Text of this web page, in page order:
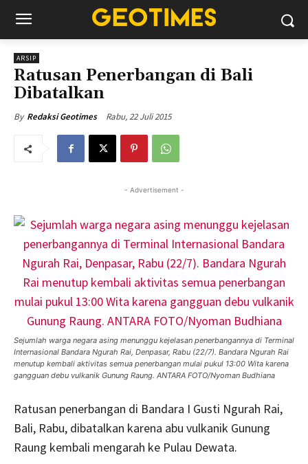
ARSIP
Ratusan Penerbangan di Bali
Dibatalkan
By Redaksi Geotimes Rabu, 22 Juli 2015
- Advertisement -
Sejumlah warga negara asing menunggu kejelasan penerbangannya di Terminal
Internasional Bandara Ngurah Rai, Denpasar, Rabu (22/7). Bandara Ngurah Rai
menutup kembali aktivitas semua penerbangan mulai pukul 13:00 Wita karena
gangguan debu vulkanik Gunung Raung. ANTARA FOTO/Nyoman Budhiana
Ratusan penerbangan di Bandara I Gusti Ngurah Rai,
Bali, Rabu, dibatalkan karena abu vulkanik Gunung
Raung kembali mengarah ke Pulau Dewata.